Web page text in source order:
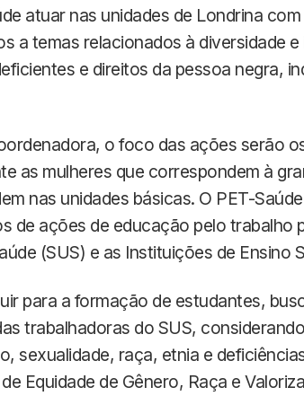
atuar nas unidades de Londrina
a temas relacionados à diversidade
e direitos da pessoa negra,
o foco das ações serão
as mulheres que correspondem à
nas unidades básicas. O PET-
de ações de educação pelo trabalho
(SUS) e as Instituições de Ensino
para a formação de estudantes,
trabalhadoras do SUS,
sexualidade, raça, etnia e
Equidade de Gênero, Raça e